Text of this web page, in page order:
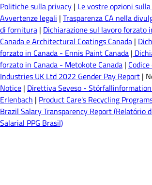
Politiche sulla privacy | Le vostre opzioni
Avvertenze legali | Trasparenza CA nella
di fornitura | Dichiarazione sul lavoro forzato
Canada e Architectural Coatings Canada |
forzato in Canada - Ennis Paint Canada |
forzato in Canada - Metokote Canada |
Industries UK Ltd 2022 Gender Pay Report |
Notice | Direttiva Seveso -
Erlenbach | Product Care's Recycling
Brazil Salary Transparency Report (Relatório
Salarial PPG Brasil)